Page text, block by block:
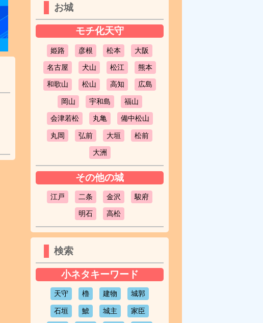
お城
モチ化天守
姫路 彦根 松本 大阪
名古屋 犬山 松江 熊本
和歌山 松山 高知 広島
岡山 宇和島 福山
会津若松 丸亀 備中松山
丸岡 弘前 大垣 松前
大洲
その他の城
江戸 二条 金沢 駿府
明石 高松
検索
小ネタキーワード
天守 櫓 建物 城郭
石垣 鯱 城主 家臣